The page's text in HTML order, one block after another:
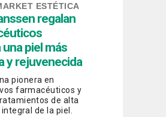
ESTÉTICA
regalan
piel más
y rejuvenecida
pionera en
farmacéuticos y
de alta
de la piel.